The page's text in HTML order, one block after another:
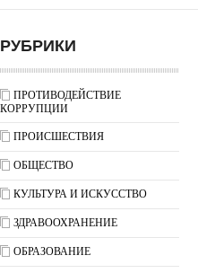
РУБРИКИ
ПРОТИВОДЕЙСТВИЕ
КОРРУПЦИИ
ПРОИСШЕСТВИЯ
ОБЩЕСТВО
КУЛЬТУРА И ИСКУССТВО
ЗДРАВООХРАНЕНИЕ
ОБРАЗОВАНИЕ